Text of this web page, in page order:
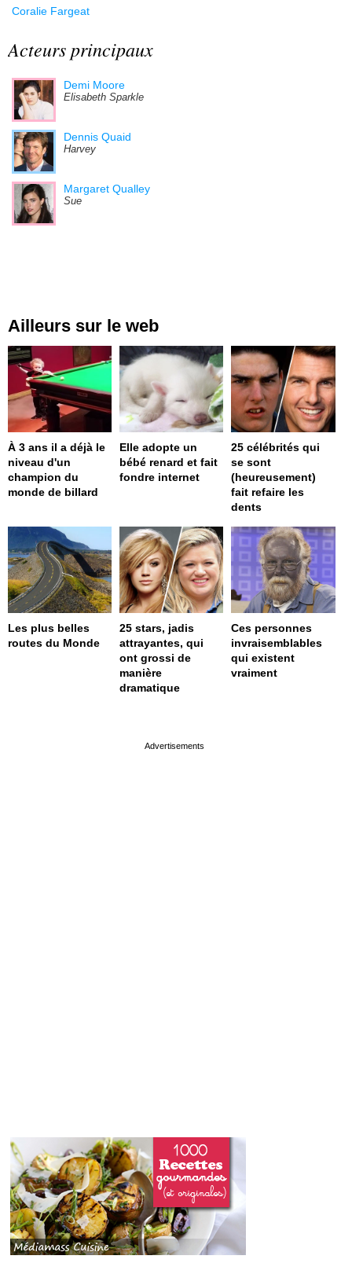
Coralie Fargeat
Acteurs principaux
Demi Moore
Elisabeth Sparkle
Dennis Quaid
Harvey
Margaret Qualley
Sue
Ailleurs sur le web
À 3 ans il a déjà le
niveau d'un
champion du
monde de billard
Elle adopte un
bébé renard et fait
fondre internet
25 célébrités qui
se sont
(heureusement)
fait refaire les
dents
Les plus belles
routes du Monde
25 stars, jadis
attrayantes, qui
ont grossi de
manière
dramatique
Ces personnes
invraisemblables
qui existent
vraiment